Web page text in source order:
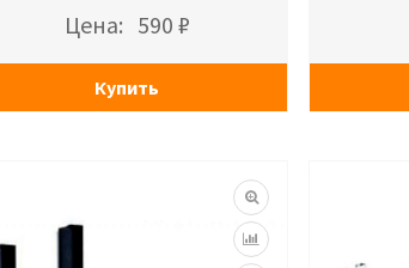
Цена: 590 ₽
Купить